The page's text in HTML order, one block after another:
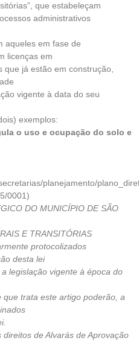
que estabeleçam
administrativos
aqueles em fase de
licenças em
que já estão em construção,
vigente à data do seu
exemplos:
o uso e ocupação do solo e
planejamento/
0001)
DO MUNICÍPIO DE SÃO
E TRANSITÓRIAS
protocolizados
desta lei
legislação vigente à época do
trata este artigo poderão, a
de Alvarás de Aprovação